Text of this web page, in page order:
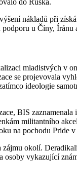
do Ruska.
nákladů při
podporu u Číny,
mladistvých v
se projevovala
ideologie
BIS
militantního
na pochodu Pride
okolí.
osoby vykazující